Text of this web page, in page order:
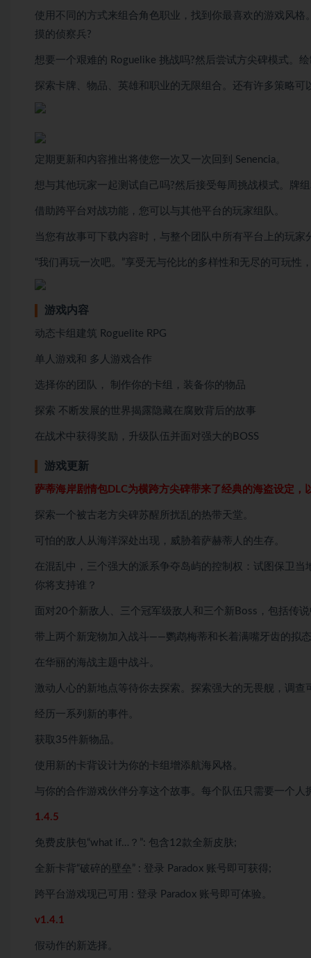
使用不同的方式来组合角色职业，找到你最喜欢的游戏风
摸的侦察兵?
想要一个艰难的 Roguelike 挑战吗?然后尝试方尖碑模式。
探索卡牌、物品、英雄和职业的无限组合。还有许多策略可
定期更新和内容推出将使您一次又一次回到 Senencia。
想与其他玩家一起测试自己吗?然后接受每周挑战模式。牌
借助跨平台对战功能，您可以与其他平台的玩家组队。
当您有故事可下载内容时，与整个团队中所有平台上的玩
“我们再玩一次吧。”享受无与伦比的多样性和无尽的可玩
游戏内容
动态卡组建筑 Roguelite RPG
单人游戏和 多人游戏合作
选择你的团队， 制作你的卡组，装备你的物品
探索 不断发展的世界揭露隐藏在腐败背后的故事
在战术中获得奖励，升级队伍并面对强大的BOSS
游戏更新
萨蒂海岸剧情包DLC为横跨方尖碑带来了经典的海盗设定
探索一个被古老方尖碑苏醒所扰乱的热带天堂。
可怕的敌人从海洋深处出现，威胁着萨赫蒂人的生存。
在混乱中，三个强大的派系争夺岛屿的控制权：试图保卫
你将支持谁？
面对20个新敌人、三个冠军级敌人和三个新Boss，包括传
带上两个新宠物加入战斗——鹦鹉梅蒂和长着满嘴牙齿的拟
在华丽的海战主题中战斗。
激动人心的新地点等待你去探索。探索强大的无畏舰，调
经历一系列新的事件。
获取35件新物品。
使用新的卡背设计为你的卡组增添航海风格。
与你的合作游戏伙伴分享这个故事。每个队伍只需要一个
1.4.5
免费皮肤包“what if…？”: 包含12款全新皮肤;
全新卡背“破碎的壁垒” : 登录 Paradox 账号即可获得;
跨平台游戏现已可用 : 登录 Paradox 账号即可体验。
v1.4.1
假动作的新选择。